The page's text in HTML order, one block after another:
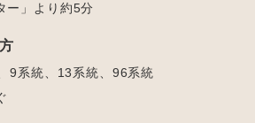
ー」より約5分
9系統、13系統、96系統